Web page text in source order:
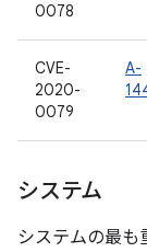
0078
CVE-
2020-
0079
A-
システム
システムの最も